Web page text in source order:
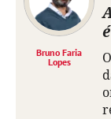
Bruno Faria
Lopes